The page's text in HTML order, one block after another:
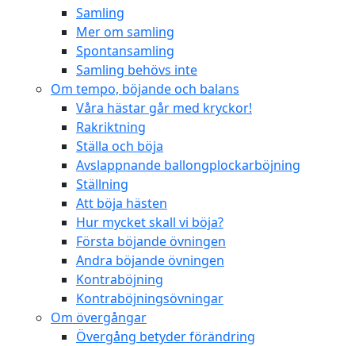
Samling
Mer om samling
Spontansamling
Samling behövs inte
Om tempo, böjande och balans
Våra hästar går med kryckor!
Rakriktning
Ställa och böja
Avslappnande ballongplockarböjning
Ställning
Att böja hästen
Hur mycket skall vi böja?
Första böjande övningen
Andra böjande övningen
Kontraböjning
Kontraböjningsövningar
Om övergångar
Övergång betyder förändring